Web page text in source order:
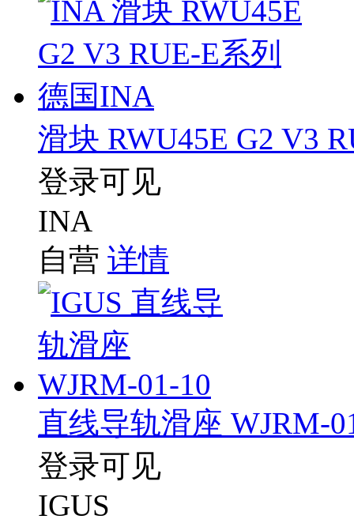
滑块 RWU45E G2 V3
登录可见
INA
自营 详情
直线导轨滑座 WJRM-
登录可见
IGUS